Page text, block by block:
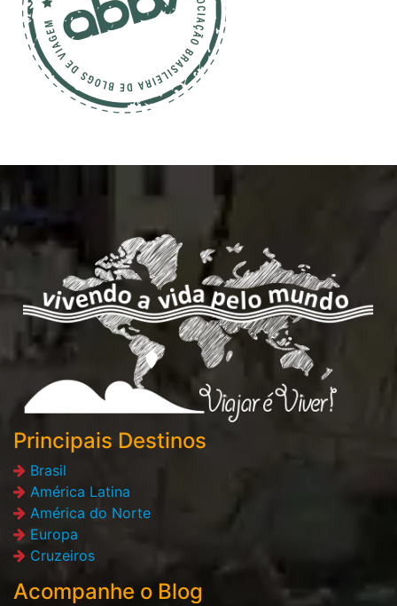
Principais Destinos
Brasil
América Latina
América do Norte
Europa
Cruzeiros
Acompanhe o Blog